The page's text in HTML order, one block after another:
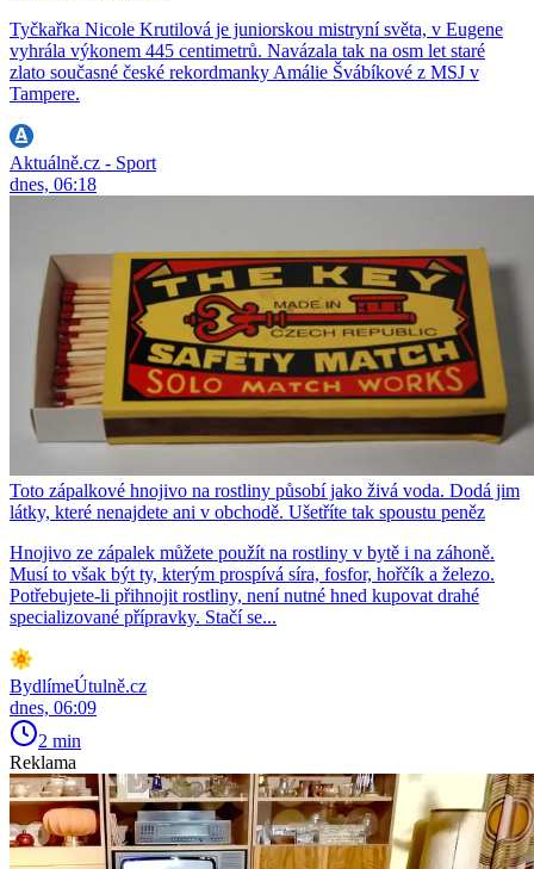
Tyčkařka Nicole Krutilová je juniorskou mistryní světa, v Eugene
vyhrála výkonem 445 centimetrů. Navázala tak na osm let staré
zlato současné české rekordmanky Amálie Švábíkové z MSJ v
Tampere.
Aktuálně.cz - Sport
dnes, 06:18
Toto zápalkové hnojivo na rostliny působí jako živá voda. Dodá jim
látky, které nenajdete ani v obchodě. Ušetříte tak spoustu peněz
Hnojivo ze zápalek můžete použít na rostliny v bytě i na záhoně.
Musí to však být ty, kterým prospívá síra, fosfor, hořčík a železo.
Potřebujete-li přihnojit rostliny, není nutné hned kupovat drahé
specializované přípravky. Stačí se...
BydlímeÚtulně.cz
dnes, 06:09
2 min
Reklama